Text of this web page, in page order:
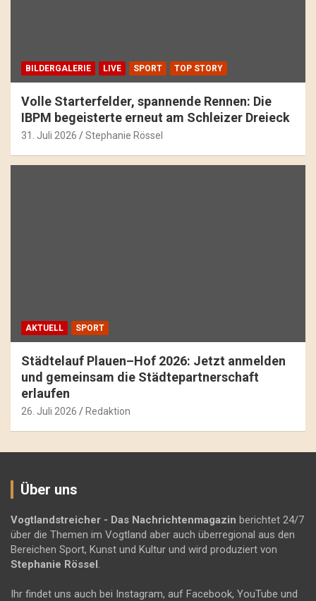
BILDERGALERIE LIVE SPORT TOP STORY
Volle Starterfelder, spannende Rennen: Die
IBPM begeisterte erneut am Schleizer Dreieck
31. Juli 2026 Stephanie Rössel
AKTUELL SPORT
Städtelauf Plauen–Hof 2026: Jetzt anmelden
und gemeinsam die Städtepartnerschaft
erlaufen
26. Juli 2026 Redaktion
Über uns
Vogtlandstreicher - Das Nachrichtenmagazin berichtet 24/7
über die Themen im Vogtland aber auch überregional aus den
Bereichen Sport, Kunst und Kultur und wird produziert von
Stephanie Rössel.
Ihr findet uns auch bei Instagram, auf Facebook, YouTube und